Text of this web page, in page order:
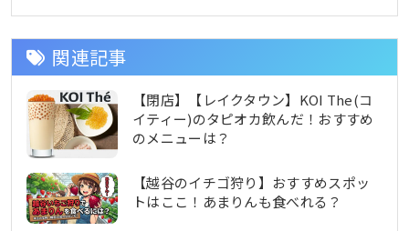
関連記事
【閉店】【レイクタウン】KOI The(コ
イティー)のタピオカ飲んだ！おすすめ
のメニューは？
【越谷のイチゴ狩り】おすすめスポッ
トはここ！あまりんも食べれる？